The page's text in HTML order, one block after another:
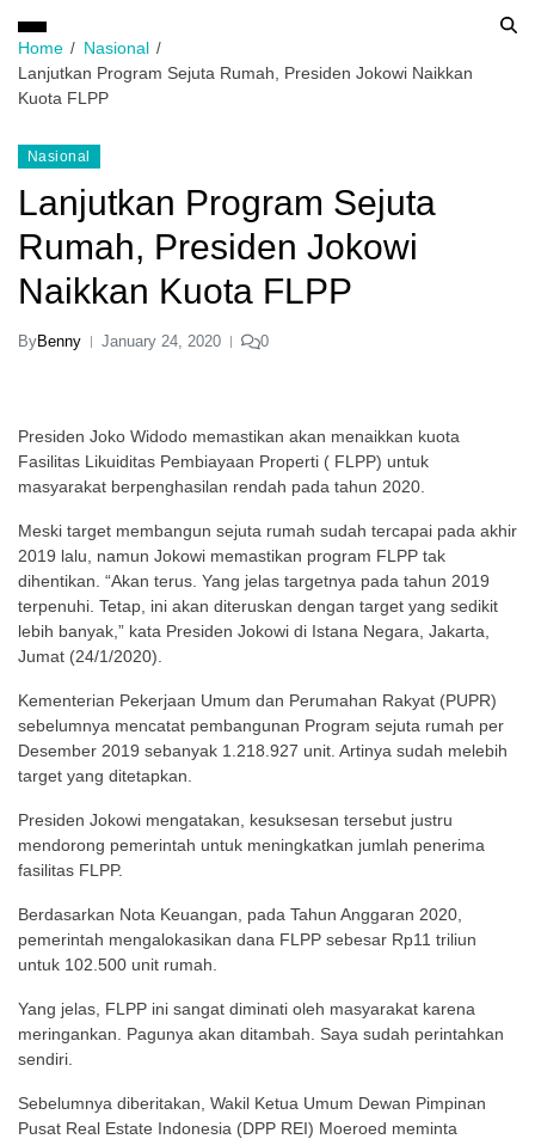
Home
Nasional
Lanjutkan Program Sejuta Rumah, Presiden Jokowi Naikkan
Kuota FLPP
Nasional
Lanjutkan Program Sejuta
Rumah, Presiden Jokowi
Naikkan Kuota FLPP
ByBenny January 24, 2020 0
Presiden Joko Widodo memastikan akan menaikkan kuota
Fasilitas Likuiditas Pembiayaan Properti ( FLPP) untuk
masyarakat berpenghasilan rendah pada tahun 2020.
Meski target membangun sejuta rumah sudah tercapai pada akhir
2019 lalu, namun Jokowi memastikan program FLPP tak
dihentikan. “Akan terus. Yang jelas targetnya pada tahun 2019
terpenuhi. Tetap, ini akan diteruskan dengan target yang sedikit
lebih banyak,” kata Presiden Jokowi di Istana Negara, Jakarta,
Jumat (24/1/2020).
Kementerian Pekerjaan Umum dan Perumahan Rakyat (PUPR)
sebelumnya mencatat pembangunan Program sejuta rumah per
Desember 2019 sebanyak 1.218.927 unit. Artinya sudah melebih
target yang ditetapkan.
Presiden Jokowi mengatakan, kesuksesan tersebut justru
mendorong pemerintah untuk meningkatkan jumlah penerima
fasilitas FLPP.
Berdasarkan Nota Keuangan, pada Tahun Anggaran 2020,
pemerintah mengalokasikan dana FLPP sebesar Rp11 triliun
untuk 102.500 unit rumah.
Yang jelas, FLPP ini sangat diminati oleh masyarakat karena
meringankan. Pagunya akan ditambah. Saya sudah perintahkan
sendiri.
Sebelumnya diberitakan, Wakil Ketua Umum Dewan Pimpinan
Pusat Real Estate Indonesia (DPP REI) Moeroed meminta